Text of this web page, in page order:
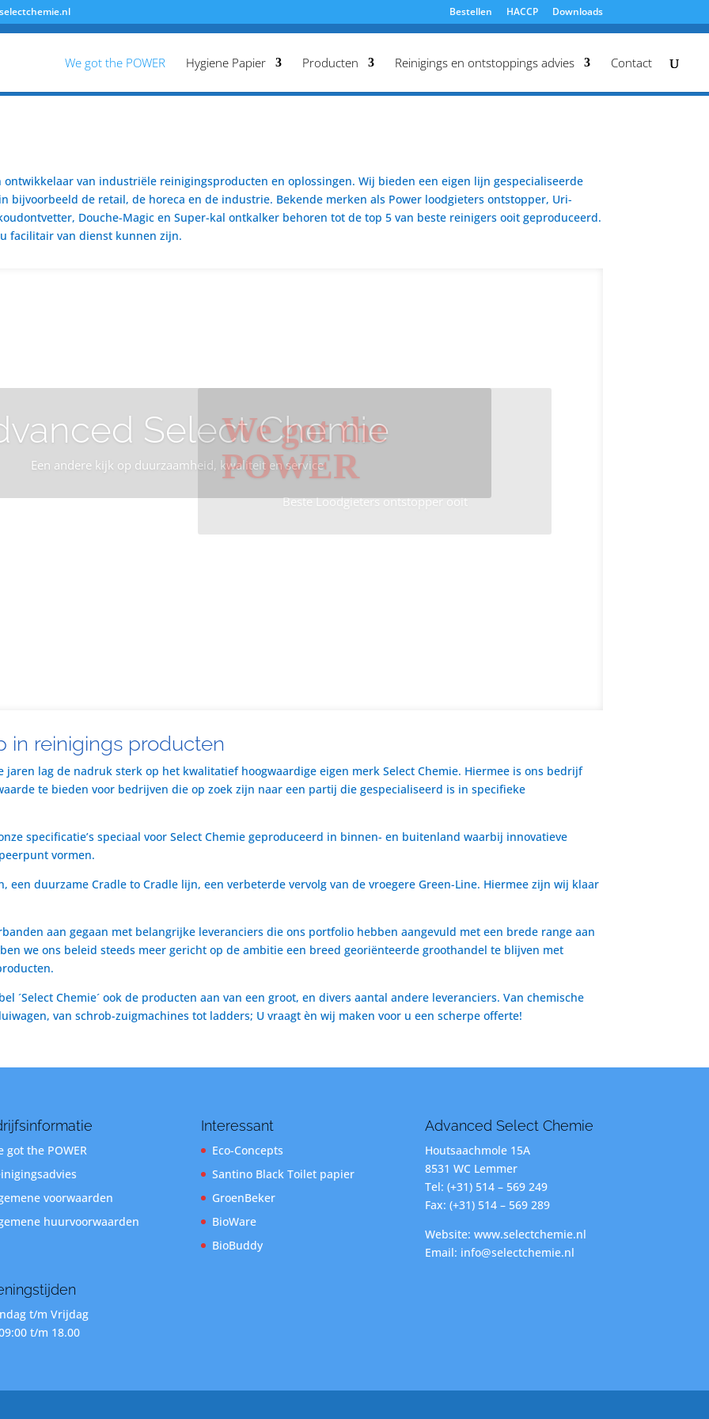
Bestellen HACCP Downloads
We got the POWER Hygiene Papier Producten Reinigings en ontstoppings advies Contact
ontwikkelaar van industriële reinigingsproducten en oplossingen. Wij bieden een eigen lijn gespecialiseerde
bijvoorbeeld de retail, de horeca en de industrie. Bekende merken als Power loodgieters ontstopper, Uri-
Douche-Magic en Super-kal ontkalker behoren tot de top 5 van beste reinigers ooit geproduceerd.
facilitair van dienst kunnen zijn.
Select Chemie
Een andere kijk op duurzaamheid, kwaliteit en service
We got the
POWER
Beste Loodgieters ontstopper ooit
in reinigings producten
jaren lag de nadruk sterk op het kwalitatief hoogwaardige eigen merk Select Chemie. Hiermee is ons bedrijf
te bieden voor bedrijven die op zoek zijn naar een partij die gespecialiseerd is in specifieke
specificatie’s speciaal voor Select Chemie geproduceerd in binnen- en buitenland waarbij innovatieve
vormen.
een duurzame Cradle to Cradle lijn, een verbeterde vervolg van de vroegere Green-Line. Hiermee zijn wij klaar
aan gegaan met belangrijke leveranciers die ons portfolio hebben aangevuld met een brede range aan
we ons beleid steeds meer gericht op de ambitie een breed georiënteerde groothandel te blijven met
´Select Chemie´ ook de producten aan van een groot, en divers aantal andere leveranciers. Van chemische
van schrob-zuigmachines tot ladders; U vraagt èn wij maken voor u een scherpe offerte!
got the POWER
voorwaarden
huurvoorwaarden
t/m Vrijdag
t/m 18.00
Interessant
Eco-Concepts
Santino Black Toilet papier
GroenBeker
BioWare
BioBuddy
Advanced Select Chemie
Houtsaachmole 15A
8531 WC Lemmer
Tel: (+31) 514 – 569 249
Fax: (+31) 514 – 569 289
Website: www.selectchemie.nl
Email: info@selectchemie.nl